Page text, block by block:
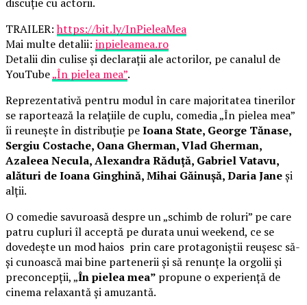
TRAILER:https://bit.ly/InPieleaMea
Mai multe detalii: inpieleamea.ro
Detalii din culise și declarații ale actorilor, pe canalul de
YouTube„În pielea mea”.
Reprezentativă pentru modul în care majoritatea tinerilor
se raportează la relațiile de cuplu, comedia „În pielea mea”
îi reunește în distribuție peIoana State, George Tănase,
Sergiu Costache, Oana Gherman, Vlad Gherman,
Azaleea Necula, Alexandra Răduță, Gabriel Vatavu,
alături de Ioana Ginghină, Mihai Găinușă, Daria Janeși
alții.
O comedie savuroasă despre un „schimb de roluri” pe care
patru cupluri îl acceptă pe durata unui weekend, ce se
dovedește un mod haios prin care protagoniștii reușesc să-
și cunoască mai bine partenerii și să renunțe la orgolii și
preconcepții, „În pielea mea” propune o experiență de
cinema relaxantă și amuzantă.